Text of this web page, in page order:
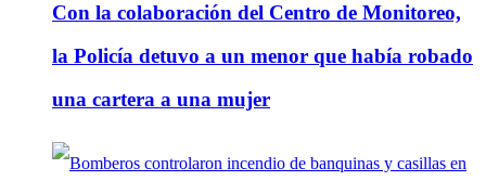
Con la colaboración del Centro de Monitoreo,
la Policía detuvo a un menor que había robado
una cartera a una mujer